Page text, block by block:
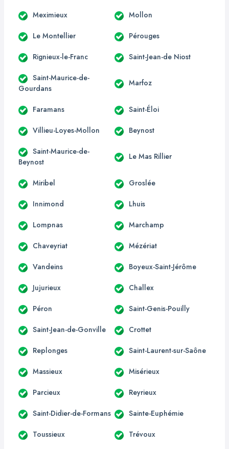
Meximieux Mollon
Le Montellier Pérouges
Rignieux-le-Franc Saint-Jean-de Niost
Saint-Maurice-de-
Gourdans
Marfoz
Faramans Saint-Éloi
Villieu-Loyes-Mollon Beynost
Saint-Maurice-de-
Beynost
Le Mas Rillier
Miribel Groslée
Innimond Lhuis
Lompnas Marchamp
Chaveyriat Mézériat
Vandeins Boyeux-Saint-Jérôme
Jujurieux Challex
Péron Saint-Genis-Pouilly
Saint-Jean-de-Gonville Crottet
Replonges Saint-Laurent-sur-Saône
Massieux Misérieux
Parcieux Reyrieux
Saint-Didier-de-Formans Sainte-Euphémie
Toussieux Trévoux